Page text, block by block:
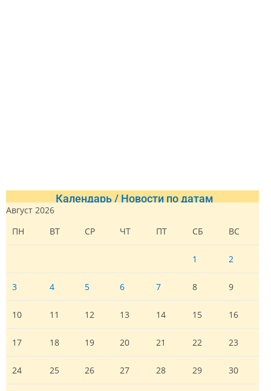
Календарь / Новости по датам
Август 2026
ПН
ВТ СР ЧТ ПТ СБ ВС
1 2
3 4 5 6 7 8 9
10 11 12 13 14 15 16
17 18 19 20 21 22 23
24 25 26 27 28 29 30